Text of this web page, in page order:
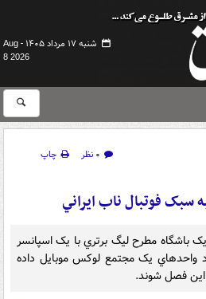
شنبه ۱۷ مرداد ۱۴۰۵ -
Aug
8 2026
۰ نظر
چاپ
سبک فوتبال ناب ايراني
مطرح ليگ برتري با يک اسپانسر
واحدهاي يک مجتمع لوکس موبايل داده
اين فصل شوند.